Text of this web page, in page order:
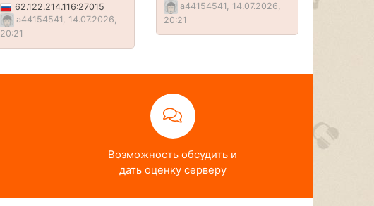
62.122.214.116:27015
a44154541, 14.07.2026,
20:21
a44154541, 14.07.2026,
20:21
Возможность обсудить и
дать оценку серверу